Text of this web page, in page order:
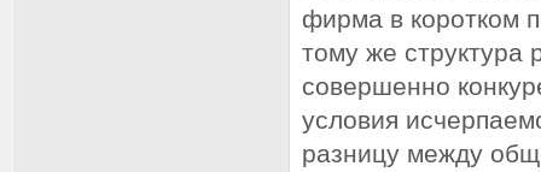
фирма в коротком
тому же структура
совершенно
условия
разницу между